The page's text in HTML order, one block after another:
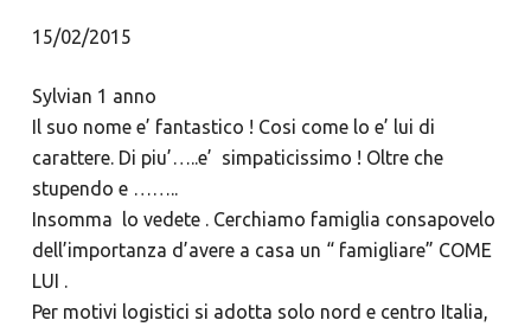
15/02/2015
Sylvian 1 anno
Il suo nome e’ fantastico ! Cosi come lo e’ lui di
carattere. Di piu’…..e’ simpaticissimo ! Oltre che
stupendo e ……..
Insomma lo vedete . Cerchiamo famiglia consapovelo
dell’importanza d’avere a casa un “ famigliare” COME
LUI .
Per motivi logistici si adotta solo nord e centro Italia,